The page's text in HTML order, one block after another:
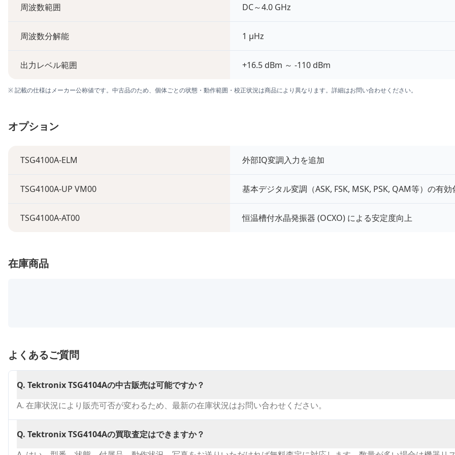
周波数範囲 DC～4.0 GHz
周波数分解能 1 μHz
出力レベル範囲 +16.5 dBm ～ -110 dBm
※ 記載の仕様はメーカー公称値です。中古品のため、個体ごとの状態・動作範囲・校正状況は商品により異なります。詳細はお問い合わせください。
オプション
TSG4100A-ELM 外部IQ変調入力を追加
TSG4100A-UP VM00 基本デジタル変調（ASK, FSK, MSK, PSK, QAM等）の有効
TSG4100A-AT00 恒温槽付水晶発振器 (OCXO) による安定度向上
在庫商品
よくあるご質問
Q. Tektronix TSG4104Aの中古販売は可能ですか？
A. 在庫状況により販売可否が変わるため、最新の在庫状況はお問い合わせください。
Q. Tektronix TSG4104Aの買取査定はできますか？